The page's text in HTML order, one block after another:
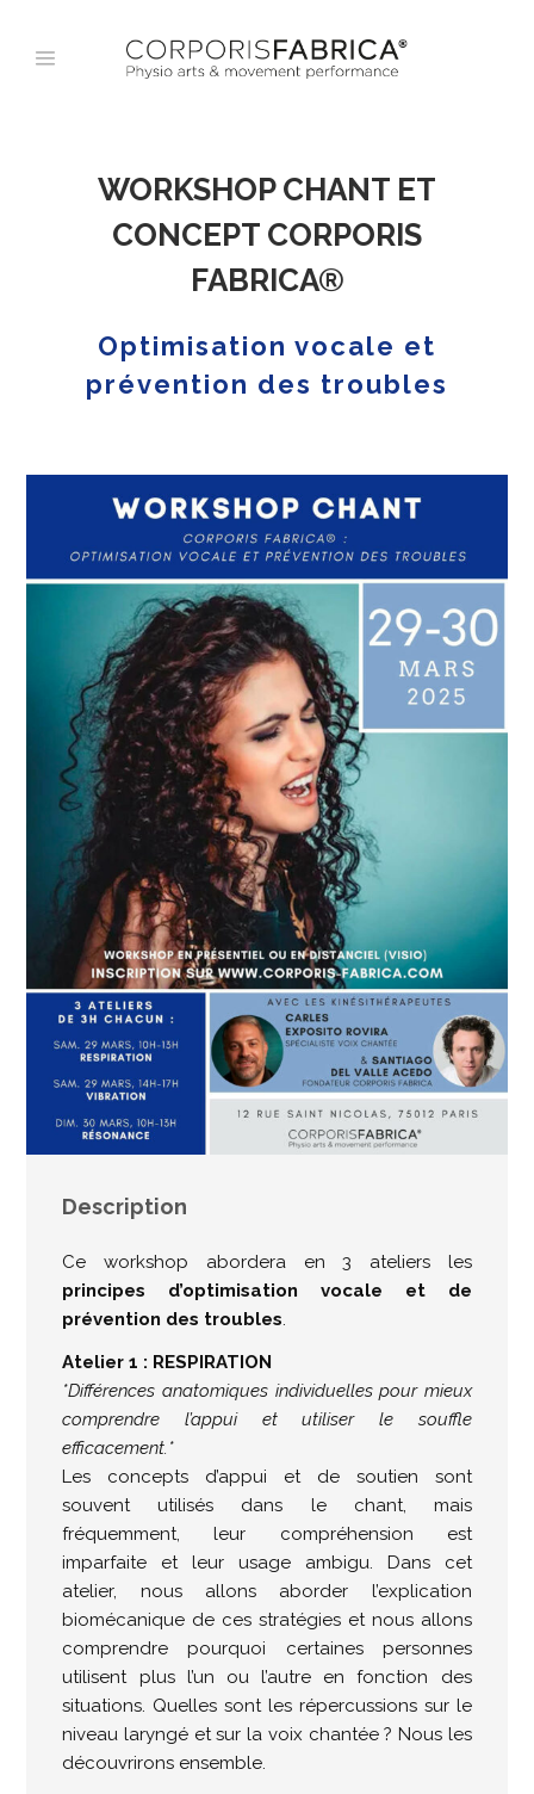
WORKSHOP CHANT ET
CONCEPT CORPORIS
FABRICA®
Optimisation vocale et
prévention des troubles
Description
Ce workshop abordera en 3 ateliers les
principes d’optimisation vocale et de
prévention des troubles.
Atelier 1 : RESPIRATION
*Différences anatomiques individuelles pour mieux
comprendre l’appui et utiliser le souffle
efficacement.*
Les concepts d’appui et de soutien sont
souvent utilisés dans le chant, mais
fréquemment, leur compréhension est
imparfaite et leur usage ambigu. Dans cet
atelier, nous allons aborder l’explication
biomécanique de ces stratégies et nous allons
comprendre pourquoi certaines personnes
utilisent plus l’un ou l’autre en fonction des
situations. Quelles sont les répercussions sur le
niveau laryngé et sur la voix chantée ? Nous les
découvrirons ensemble.